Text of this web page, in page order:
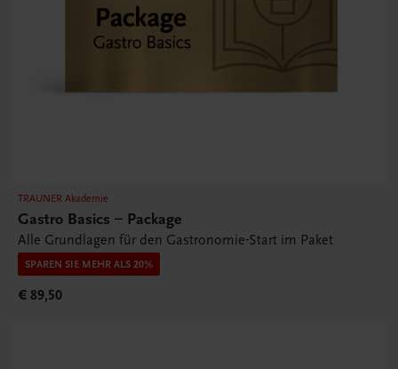
TRAUNER Akademie
Gastro Basics – Package
Alle Grundlagen für den Gastronomie-Start im Paket
SPAREN SIE MEHR ALS 20%
€ 89,50